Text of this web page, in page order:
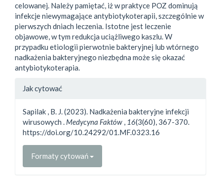
celowanej. Należy pamiętać, iż w praktyce POZ dominują
infekcje niewymagające antybiotykoterapii, szczególnie w
pierwszych dniach leczenia. Istotne jest leczenie
objawowe, w tym redukcja uciążliwego kaszlu. W
przypadku etiologii pierwotnie bakteryjnej lub wtórnego
nadkażenia bakteryjnego niezbędna może się okazać
antybiotykoterapia.
Jak cytować
Sapilak , B. J. (2023). Nadkażenia bakteryjne infekcji
wirusowych . Medycyna Faktów , 16(3(60), 367-370.
https://doi.org/10.24292/01.MF.0323.16
Formaty cytowań